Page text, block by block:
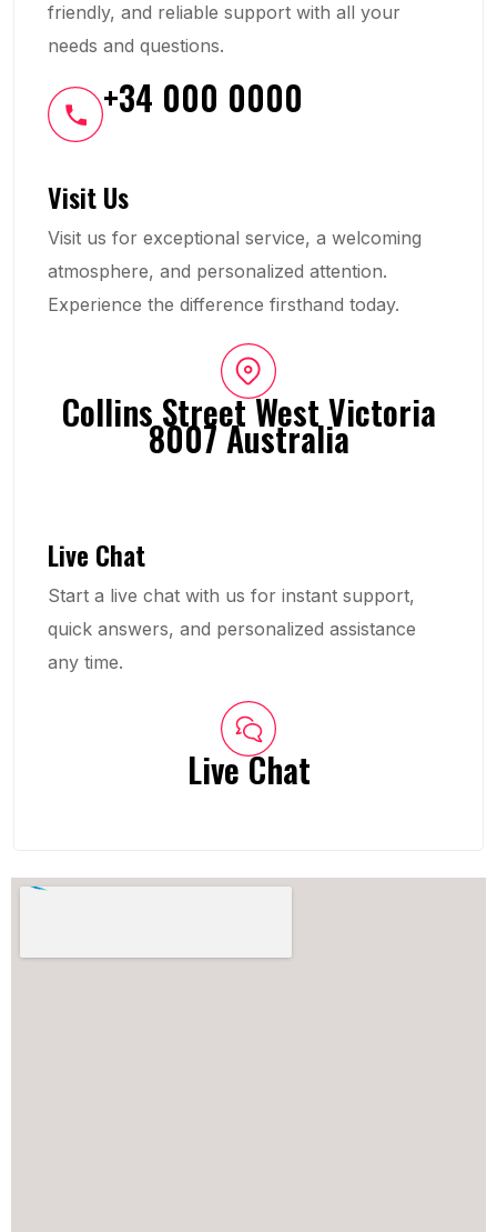
friendly, and reliable support with all your
needs and questions.
+34 000 0000
Visit Us
Visit us for exceptional service, a welcoming
atmosphere, and personalized attention.
Experience the difference firsthand today.
Collins Street West Victoria
8007 Australia
Live Chat
Start a live chat with us for instant support,
quick answers, and personalized assistance
any time.
Live Chat